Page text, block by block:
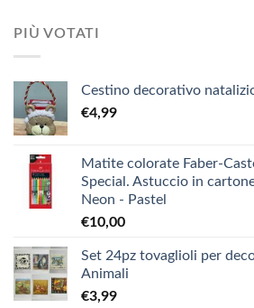
PIÙ VOTATI
Cestino decorativo
€4,99
Matite colorate Faber-
Special. Astuccio in
Neon - Pastel
€10,00
Set 24pz tovaglioli per
Animali
€3,99